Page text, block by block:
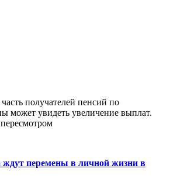
получателей пенсий по
может увидеть увеличение выплат.
ждут перемены в личной жизни в